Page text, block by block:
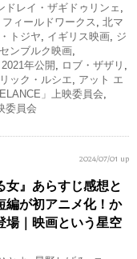
ドレイ・ザギドゥリンェ ,
フィールドワークス , 北マ
トジヤ, イギリス映画, ジ
ンブルク映画,
2021年公開 , ロブ・ザザリ ,
ック・ルシエ, アット エ
」上映委員会,
委員会
2024/07/01 up
女』あらすじ感想と
編が初アニメ化！か
場｜映画という星空